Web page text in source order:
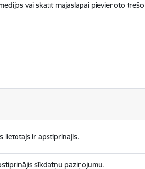
vai skatīt mājaslapai pievienoto
lietotājs ir apstiprinājis.
sīkdatņu paziņojumu.